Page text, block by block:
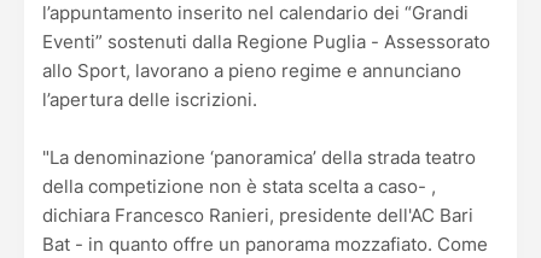
l’appuntamento inserito nel calendario dei “Grandi
Eventi” sostenuti dalla Regione Puglia - Assessorato
allo Sport, lavorano a pieno regime e annunciano
l’apertura delle iscrizioni.
"La denominazione ‘panoramica’ della strada teatro
della competizione non è stata scelta a caso- ,
dichiara Francesco Ranieri, presidente dell'AC Bari
Bat - in quanto offre un panorama mozzafiato. Come